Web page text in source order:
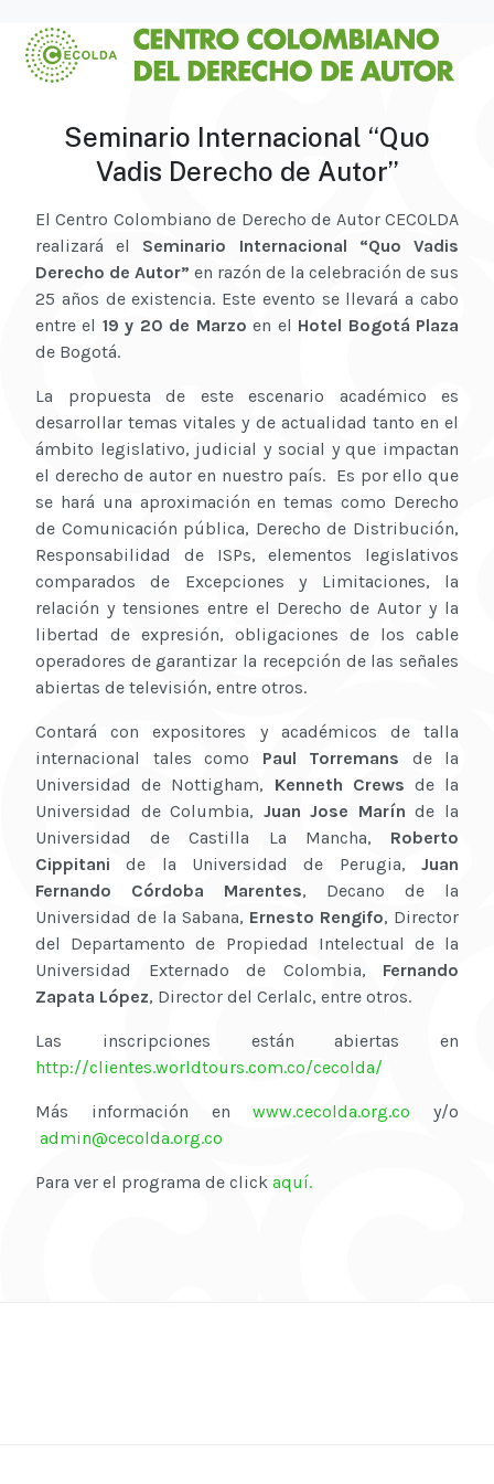
Seminario Internacional “Quo
Vadis Derecho de Autor”
El Centro Colombiano de Derecho de Autor CECOLDA
realizará el Seminario Internacional “Quo Vadis
Derecho de Autor” en razón de la celebración de sus
25 años de existencia. Este evento se llevará a cabo
entre el 19 y 20 de Marzo en el Hotel Bogotá Plaza
de Bogotá.
La propuesta de este escenario académico es
desarrollar temas vitales y de actualidad tanto en el
ámbito legislativo, judicial y social y que impactan
el derecho de autor en nuestro país. Es por ello que
se hará una aproximación en temas como Derecho
de Comunicación pública, Derecho de Distribución,
Responsabilidad de ISPs, elementos legislativos
comparados de Excepciones y Limitaciones, la
relación y tensiones entre el Derecho de Autor y la
libertad de expresión, obligaciones de los cable
operadores de garantizar la recepción de las señales
abiertas de televisión, entre otros.
Contará con expositores y académicos de talla
internacional tales como Paul Torremans de la
Universidad de Nottigham, Kenneth Crews de la
Universidad de Columbia, Juan Jose Marínde la
Universidad de Castilla La Mancha, Roberto
Cippitani de la Universidad de Perugia, Juan
Fernando Córdoba Marentes, Decano de la
Universidad de la Sabana, Ernesto Rengifo, Director
del Departamento de Propiedad Intelectual de la
Universidad Externado de Colombia, Fernando
Zapata López, Director del Cerlalc, entre otros.
Las inscripciones están abiertas en
http://clientes.worldtours.com.co/cecolda/
Más información enwww.cecolda.org.co y/o
admin@cecolda.org.co
Para ver el programa de click aquí.